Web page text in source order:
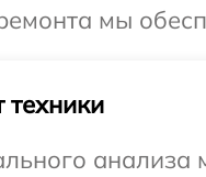
мы
техники